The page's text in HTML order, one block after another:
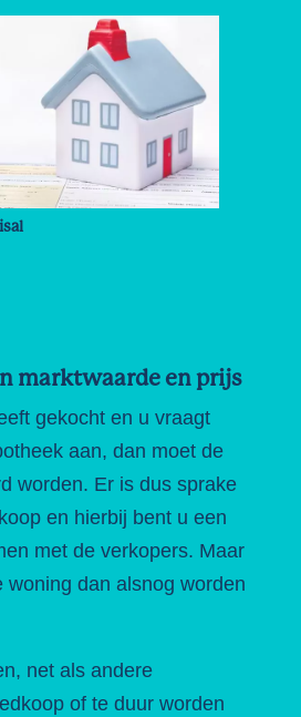
marktwaarde en prijs
gekocht en u vraagt
aan, dan moet de
worden. Er is dus sprake
en hierbij bent u een
met de verkopers. Maar
woning dan alsnog worden
net als andere
of te duur worden